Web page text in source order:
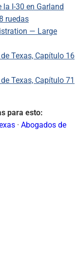
la I-30 en Garland
ruedas
— Large
Texas, Capítulo 16
Texas, Capítulo 71
para esto:
· Abogados de